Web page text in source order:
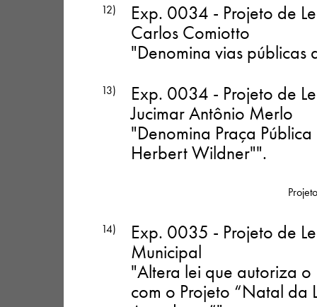
12)
Exp. 0034 - Projeto de
Carlos Comiotto
"Denomina vias públicas
13)
Exp. 0034 - Projeto de
Jucimar Antônio Merlo
"Denomina Praça
Herbert Wildner"".
14)
Exp. 0035 - Projeto de
Municipal
"Altera lei que autoriza o
com o Projeto “Natal da